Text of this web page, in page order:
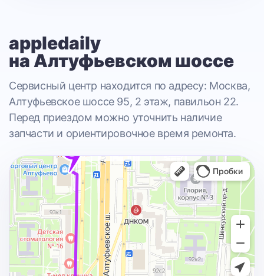
appledaily
на Алтуфьевском шоссе
Сервисный центр находится по адресу: Москва,
Алтуфьевское шоссе 95, 2 этаж, павильон 22.
Перед приездом можно уточнить наличие
запчасти и ориентировочное время ремонта.